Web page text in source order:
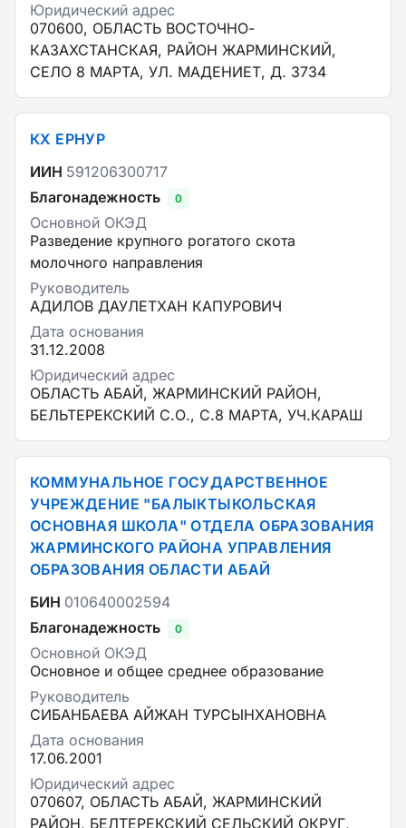
Юридический адрес
070600, ОБЛАСТЬ ВОСТОЧНО-
КАЗАХСТАНСКАЯ, РАЙОН ЖАРМИНСКИЙ,
СЕЛО 8 МАРТА, УЛ. МАДЕНИЕТ, Д. 3734
КХ ЕРНУР
ИИН 591206300717
Благонадежность
0
Основной ОКЭД
Разведение крупного рогатого скота
молочного направления
Руководитель
АДИЛОВ ДАУЛЕТХАН КАПУРОВИЧ
Дата основания
31.12.2008
Юридический адрес
ОБЛАСТЬ АБАЙ, ЖАРМИНСКИЙ РАЙОН,
БЕЛЬТЕРЕКСКИЙ С.О., С.8 МАРТА, УЧ.КАРАШ
КОММУНАЛЬНОЕ ГОСУДАРСТВЕННОЕ
УЧРЕЖДЕНИЕ "БАЛЫКТЫКОЛЬСКАЯ
ОСНОВНАЯ ШКОЛА" ОТДЕЛА ОБРАЗОВАНИЯ
ЖАРМИНСКОГО РАЙОНА УПРАВЛЕНИЯ
ОБРАЗОВАНИЯ ОБЛАСТИ АБАЙ
БИН 010640002594
Благонадежность
0
Основной ОКЭД
Основное и общее среднее образование
Руководитель
СИБАНБАЕВА АЙЖАН ТУРСЫНХАНОВНА
Дата основания
17.06.2001
Юридический адрес
070607, ОБЛАСТЬ АБАЙ, ЖАРМИНСКИЙ
РАЙОН, БЕЛТЕРЕКСКИЙ СЕЛЬСКИЙ ОКРУГ,